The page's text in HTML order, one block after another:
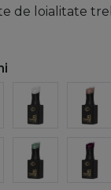
de loialitate